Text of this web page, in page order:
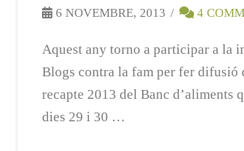
6 NOVEMBRE, 2013 4
Aquest any torno a participar a la
Blogs contra la fam per fer difusió
recapte 2013 del Banc d’aliments
dies 29 i 30 …